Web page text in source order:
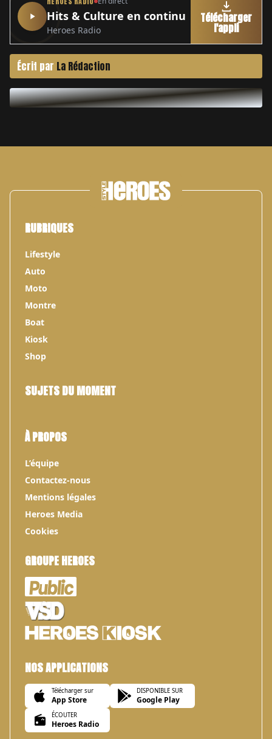
Hits & Culture en continu
Heroes Radio
Télécharger
l'appli
Écrit par La Rédaction
RUBRIQUES
Lifestyle
Auto
Moto
Montre
Boat
Kiosk
Shop
SUJETS DU MOMENT
À PROPOS
L’équipe
Contactez-nous
Mentions légales
Heroes Media
Cookies
GROUPE HEROES
NOS APPLICATIONS
Télécharger sur
App Store
DISPONIBLE SUR
Google Play
ÉCOUTER
Heroes Radio